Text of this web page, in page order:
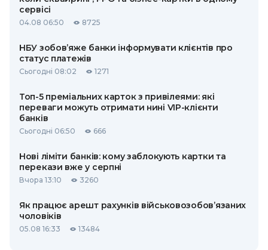
сервісі
04.08 06:50 8725
НБУ зобов’яже банки інформувати клієнтів про
статус платежів
Сьогодні 08:02 1271
Топ-5 преміальних карток з привілеями: які
переваги можуть отримати нині VIP-клієнти
банків
Сьогодні 06:50 666
Нові ліміти банків: кому заблокують картки та
перекази вже у серпні
Вчора 13:10 3260
Як працює арешт рахунків військовозобов’язаних
чоловіків
05.08 16:33 13484